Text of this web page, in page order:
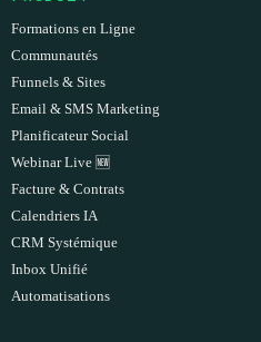
Formations en Ligne
Communautés
Funnels & Sites
Email & SMS Marketing
Planificateur Social
Webinar Live 🆕
Facture & Contrats
Calendriers IA
CRM Systémique
Inbox Unifié
Automatisations